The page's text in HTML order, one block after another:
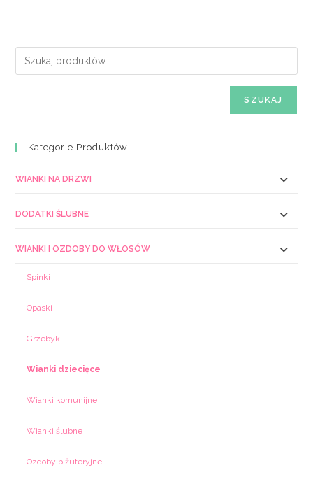
SZUKAJ
Kategorie Produktów
WIANKI NA DRZWI
DODATKI ŚLUBNE
WIANKI I OZDOBY DO WŁOSÓW
Spinki
Opaski
Grzebyki
Wianki dziecięce
Wianki komunijne
Wianki ślubne
Ozdoby biżuteryjne